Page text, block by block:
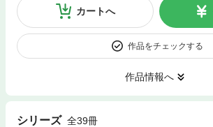
カートへ
作品をチェックする
作品情報へ
シリーズ 全39冊